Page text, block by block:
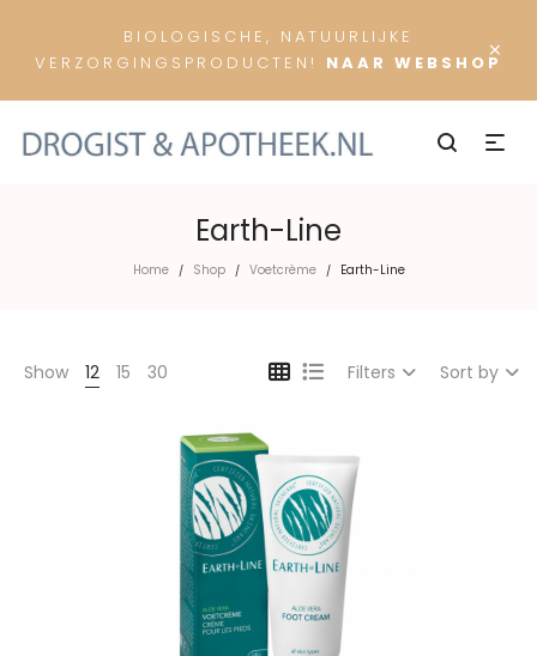
×
BIOLOGISCHE, NATUURLIJKE
VERZORGINGSPRODUCTEN! NAAR WEBSHOP
Earth-Line
Home / Shop / Voetcrème / Earth-Line
Show 12 15 30 Filters Sort by